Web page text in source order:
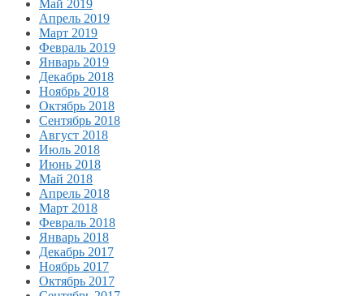
Май 2019
Апрель 2019
Март 2019
Февраль 2019
Январь 2019
Декабрь 2018
Ноябрь 2018
Октябрь 2018
Сентябрь 2018
Август 2018
Июль 2018
Июнь 2018
Май 2018
Апрель 2018
Март 2018
Февраль 2018
Январь 2018
Декабрь 2017
Ноябрь 2017
Октябрь 2017